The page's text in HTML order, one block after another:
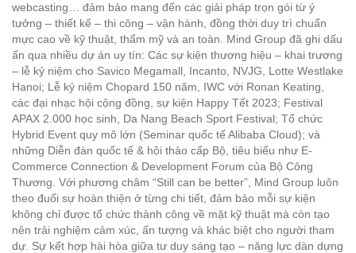
webcasting… đảm bảo mang đến các giải pháp trọn gói từ ý
tưởng – thiết kế – thi công – vận hành, đồng thời duy trì chuẩn
mực cao về kỹ thuật, thẩm mỹ và an toàn. Mind Group đã ghi dấu
ấn qua nhiều dự án uy tín: Các sự kiện thương hiệu – khai trương
– lễ kỷ niệm cho Savico Megamall, Incanto, NVJG, Lotte Westlake
Hanoi; Lễ kỷ niệm Chopard 150 năm, IWC với Ronan Keating,
các đại nhạc hội cộng đồng, sự kiện Happy Tết 2023; Festival
APAX 2.000 học sinh, Da Nang Beach Sport Festival; Tổ chức
Hybrid Event quy mô lớn (Seminar quốc tế Alibaba Cloud); và
những Diễn đàn quốc tế & hội thảo cấp Bộ, tiêu biểu như E-
Commerce Connection & Development Forum của Bộ Công
Thương. Với phương châm “Still can be better”, Mind Group luôn
theo đuổi sự hoàn thiện ở từng chi tiết, đảm bảo mỗi sự kiện
không chỉ được tổ chức thành công về mặt kỹ thuật mà còn tạo
nên trải nghiệm cảm xúc, ấn tượng và khác biệt cho người tham
dự. Sự kết hợp hài hòa giữa tư duy sáng tạo – năng lực dàn dựng